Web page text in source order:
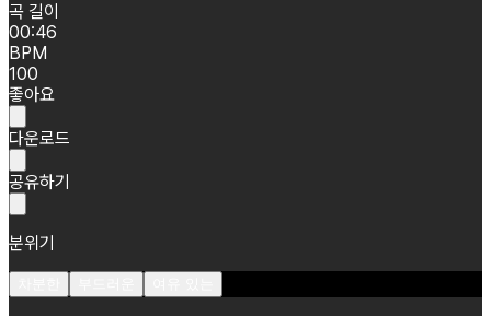
곡 길이
00:46
BPM
100
좋아요
다운로드
공유하기
분위기